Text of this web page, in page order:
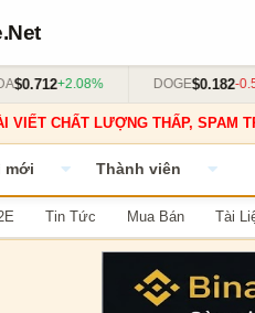
.Net
+2.08% DOGE$0.182-0.55%
VIẾT CHẤT LƯỢNG THẤP, SPAM
mới Thành viên
Tin Tức Mua Bán Tài